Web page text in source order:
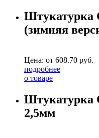
Штукатурка
(зимняя
Цена: от 608.70 руб.
подробнее
о товаре
Штукатурка
2,5мм